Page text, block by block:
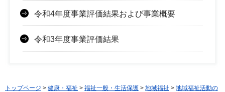
令和4年度事業評価結果および事業概要
令和3年度事業評価結果
トップページ > 健康・福祉 > 福祉一般・生活保護 > 地域福祉 > 地域福祉活動の